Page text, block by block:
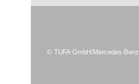
© TUFA GmbH/Mercedes-Benz